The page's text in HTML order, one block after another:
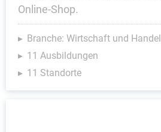
Online-Shop.
Branche: Wirtschaft und Handel
11 Ausbildungen
11 Standorte